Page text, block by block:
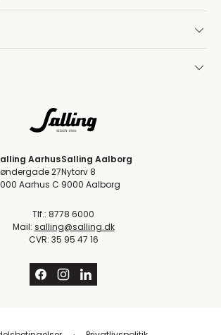
Aarhus
27
Aarhus C
Salling Aalborg
Nytorv 8
9000 Aalborg
Tlf.: 8778 6000
Mail: salling@salling.dk
CVR: 35 95 47 16